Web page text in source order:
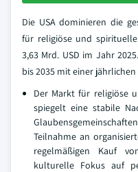
Die USA dominieren die
für religiöse und
3,63 Mrd. USD im Jahr
bis 2035 mit einer
Der Markt für religiöse
spiegelt eine stabile
Teilnahme an
regelmäßigen Kauf
kulturelle Fokus auf